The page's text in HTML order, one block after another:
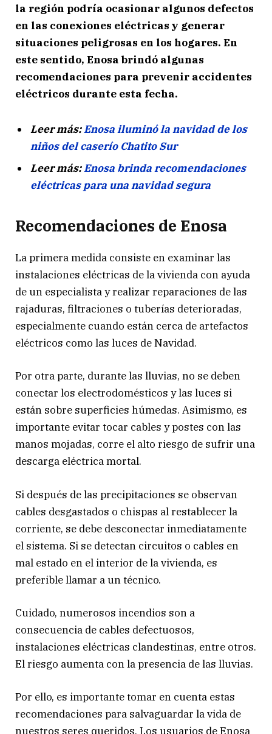
la región podría ocasionar algunos defectos
en las conexiones eléctricas y generar
situaciones peligrosas en los hogares. En
este sentido, Enosa brindó algunas
recomendaciones para prevenir accidentes
eléctricos durante esta fecha.
Leer más:Enosa iluminó la navidad de los
niños del caserío Chatito Sur
Leer más:Enosa brinda recomendaciones
eléctricas para una navidad segura
Recomendaciones de Enosa
La primera medida consiste en examinar las
instalaciones eléctricas de la vivienda con ayuda
de un especialista y realizar reparaciones de las
rajaduras, filtraciones o tuberías deterioradas,
especialmente cuando están cerca de artefactos
eléctricos como las luces de Navidad.
Por otra parte, durante las lluvias, no se deben
conectar los electrodomésticos y las luces si
están sobre superficies húmedas. Asimismo, es
importante evitar tocar cables y postes con las
manos mojadas, corre el alto riesgo de sufrir una
descarga eléctrica mortal.
Si después de las precipitaciones se observan
cables desgastados o chispas al restablecer la
corriente, se debe desconectar inmediatamente
el sistema. Si se detectan circuitos o cables en
mal estado en el interior de la vivienda, es
preferible llamar a un técnico.
Cuidado, numerosos incendios son a
consecuencia de cables defectuosos,
instalaciones eléctricas clandestinas, entre otros.
El riesgo aumenta con la presencia de las lluvias.
Por ello, es importante tomar en cuenta estas
recomendaciones para salvaguardar la vida de
nuestros seres queridos. Los usuarios de Enosa